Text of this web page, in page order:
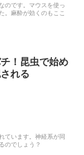
のです。マウスを使っ
。麻酔が効くのもここ
！昆虫で始め
れる
ています。神経系が同
のでしょう？